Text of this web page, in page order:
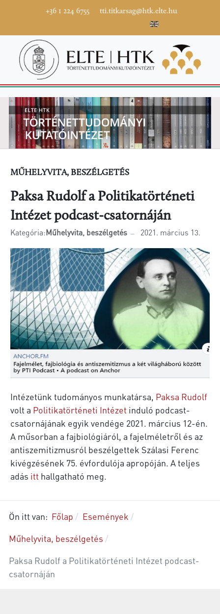
+36 1 224 6755 tti.titkarsag@htk.elte.hu
MŰHELYVITA, BESZÉLGETÉS
Paksa Rudolf a Politikatörténeti
Intézet podcast-csatornáján
Kategória:Műhelyvita, beszélgetés 2021. március 13.
Intézetünk tudományos munkatársa, Paksa Rudolf
volt a Politikatörténeti Intézet induló podcast-
csatornájának egyik vendége 2021. március 12-én.
A műsorban a fajbiológiáról, a fajelméletről és az
antiszemitizmusról beszélgettek Szálasi Ferenc
kivégzésének 75. évfordulója apropóján. A teljes
adás itt hallgatható meg.
Ön itt van: Főlap
Események
Műhelyvita, beszélgetés
Paksa Rudolf a Politikatörténeti Intézet podcast-
csatornáján